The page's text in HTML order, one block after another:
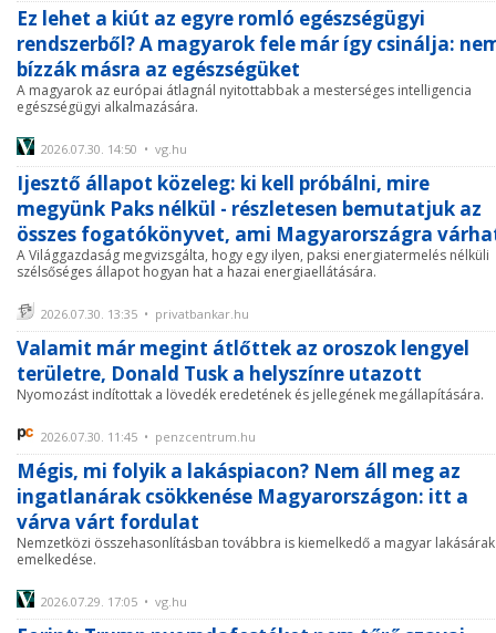
Ez lehet a kiút az egyre romló egészségügyi
rendszerből? A magyarok fele már így csinálja:
bízzák másra az egészségüket
A magyarok az európai átlagnál nyitottabbak a mesterséges intelligencia
egészségügyi alkalmazására.
2026.07.30. 14:50 • vg.hu
Ijesztő állapot közeleg: ki kell próbálni, mire
megyünk Paks nélkül - részletesen bemutatjuk az
összes fogatókönyvet, ami Magyarországra
A Világgazdaság megvizsgálta, hogy egy ilyen, paksi energiatermelés nélküli
szélsőséges állapot hogyan hat a hazai energiaellátására.
2026.07.30. 13:35 • privatbankar.hu
Valamit már megint átlőttek az oroszok lengyel
területre, Donald Tusk a helyszínre utazott
Nyomozást indítottak a lövedék eredetének és jellegének megállapítására.
2026.07.30. 11:45 • penzcentrum.hu
Mégis, mi folyik a lakáspiacon? Nem áll meg az
ingatlanárak csökkenése Magyarországon: itt a
várva várt fordulat
Nemzetközi összehasonlításban továbbra is kiemelkedő a magyar lakásárak
emelkedése.
2026.07.29. 17:05 • vg.hu